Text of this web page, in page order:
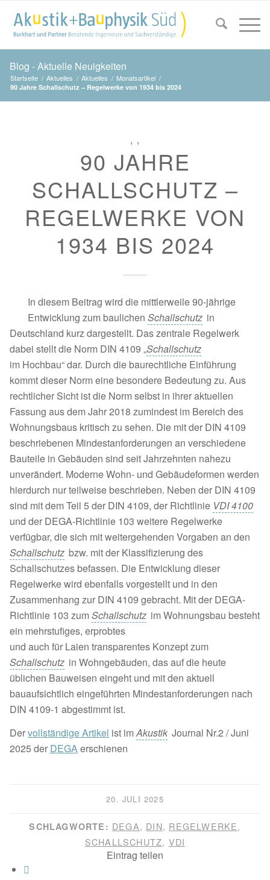
Blog - Aktuelle Neuigkeiten
Startseite / Aktuelles / Aktuelles / Monatsartikel /
90 Jahre Schallschutz – Regelwerke von 1934 bis 2024
, ,
90 JAHRE
SCHALLSCHUTZ –
REGELWERKE VON
1934 BIS 2024
In diesem Beitrag wird die mittlerweile 90-jährige
Entwicklung zum baulichen Schallschutz in
Deutschland kurz dargestellt. Das zentrale Regelwerk
dabei stellt die Norm DIN 4109 „Schallschutz
im Hochbau“ dar. Durch die baurechtliche Einführung
kommt dieser Norm eine besondere Bedeutung zu. Aus
rechtlicher Sicht ist die Norm selbst in ihrer aktuellen
Fassung aus dem Jahr 2018 zumindest im Bereich des
Wohnungsbaus kritisch zu sehen. Die mit der DIN 4109
beschriebenen Mindestanforderungen an verschiedene
Bauteile in Gebäuden sind seit Jahrzehnten nahezu
unverändert. Moderne Wohn- und Gebäudeformen werden
hierdurch nur teilweise beschrieben. Neben der DIN 4109
sind mit dem Teil 5 der DIN 4109, der Richtlinie VDI 4100
und der DEGA-Richtlinie 103 weitere Regelwerke
verfügbar, die sich mit weitergehenden Vorgaben an den
Schallschutz bzw. mit der Klassifizierung des
Schallschutzes befassen. Die Entwicklung dieser
Regelwerke wird ebenfalls vorgestellt und in den
Zusammenhang zur DIN 4109 gebracht. Mit der DEGA-
Richtlinie 103 zumSchallschutz im Wohnungsbau besteht
ein mehrstufiges, erprobtes
und auch für Laien transparentes Konzept zum
Schallschutz in Wohngebäuden, das auf die heute
üblichen Bauweisen eingeht und mit den aktuell
bauaufsichtlich eingeführten Mindestanforderungen nach
DIN 4109-1 abgestimmt ist.
Dervollständige Artikel ist imAkustik Journal Nr.2 / Juni
2025 der DEGAerschienen
20. JULI 2025
SCHLAGWORTE: DEGA, DIN, REGELWERKE,
SCHALLSCHUTZ, VDI
Eintrag teilen